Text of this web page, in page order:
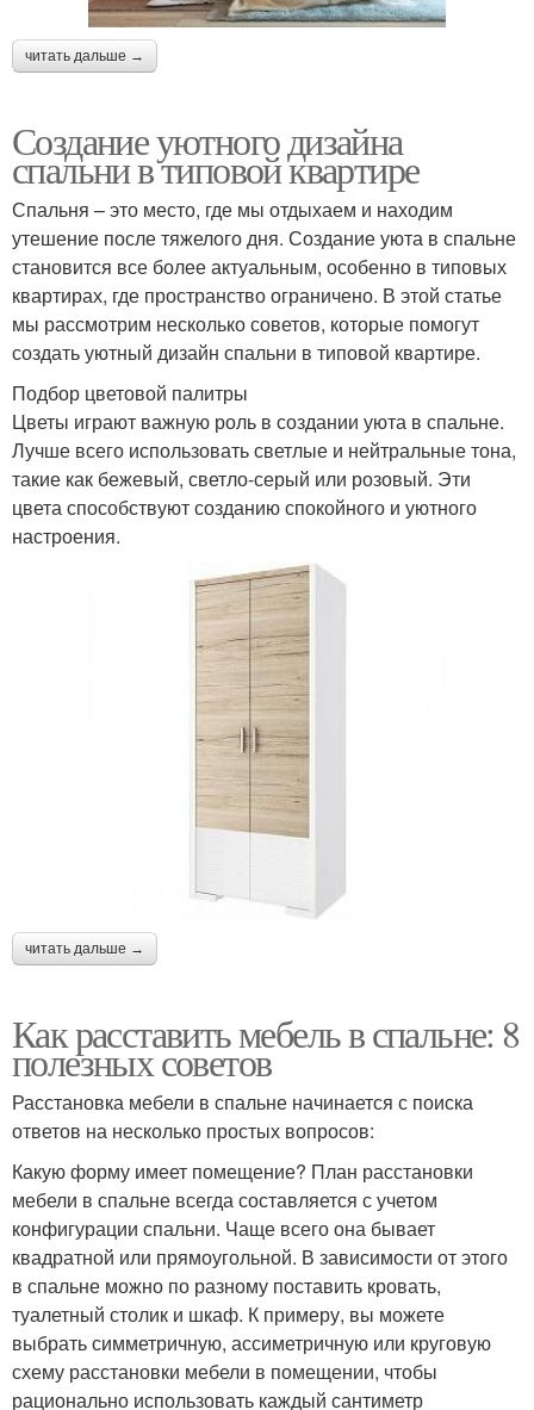
читать дальше →
Создание уютного дизайна
спальни в типовой квартире
Спальня – это место, где мы отдыхаем и находим
утешение после тяжелого дня. Создание уюта в спальне
становится все более актуальным, особенно в типовых
квартирах, где пространство ограничено. В этой статье
мы рассмотрим несколько советов, которые помогут
создать уютный дизайн спальни в типовой квартире.
Подбор цветовой палитры
Цветы играют важную роль в создании уюта в спальне.
Лучше всего использовать светлые и нейтральные тона,
такие как бежевый, светло-серый или розовый. Эти
цвета способствуют созданию спокойного и уютного
настроения.
читать дальше →
Как расставить мебель в спальне: 8
полезных советов
Расстановка мебели в спальне начинается с поиска
ответов на несколько простых вопросов:
Какую форму имеет помещение? План расстановки
мебели в спальне всегда составляется с учетом
конфигурации спальни. Чаще всего она бывает
квадратной или прямоугольной. В зависимости от этого
в спальне можно по разному поставить кровать,
туалетный столик и шкаф. К примеру, вы можете
выбрать симметричную, ассиметричную или круговую
схему расстановки мебели в помещении, чтобы
рационально использовать каждый сантиметр